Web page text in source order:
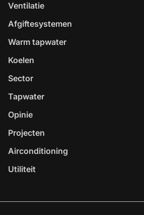
Ventilatie
Afgiftesystemen
Warm tapwater
Koelen
Sector
Tapwater
Opinie
Projecten
Airconditioning
Utiliteit